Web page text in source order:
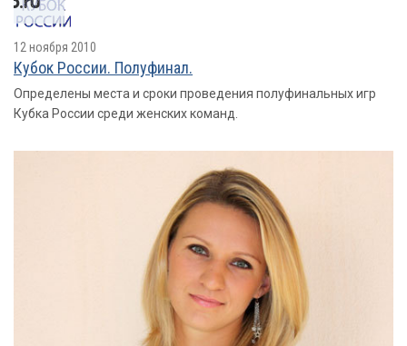
12 ноября 2010
Кубок России. Полуфинал.
Определены места и сроки проведения полуфинальных игр
Кубка России среди женских команд.